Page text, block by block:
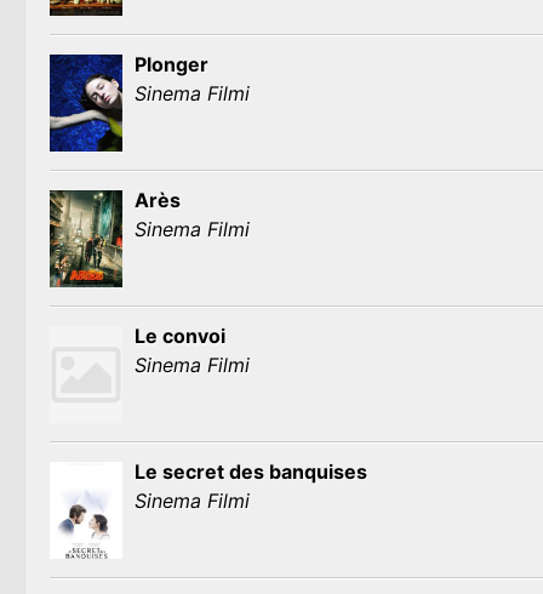
Plonger
Sinema Filmi
Arès
Sinema Filmi
Le convoi
Sinema Filmi
Le secret des banquises
Sinema Filmi